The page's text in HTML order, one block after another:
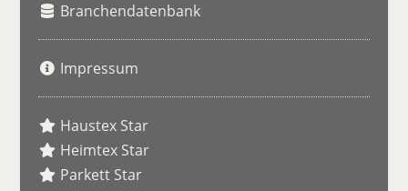
Branchendatenbank
Impressum
Haustex Star
Heimtex Star
Parkett Star